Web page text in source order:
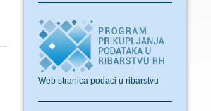
Web stranica podaci u ribarstvu